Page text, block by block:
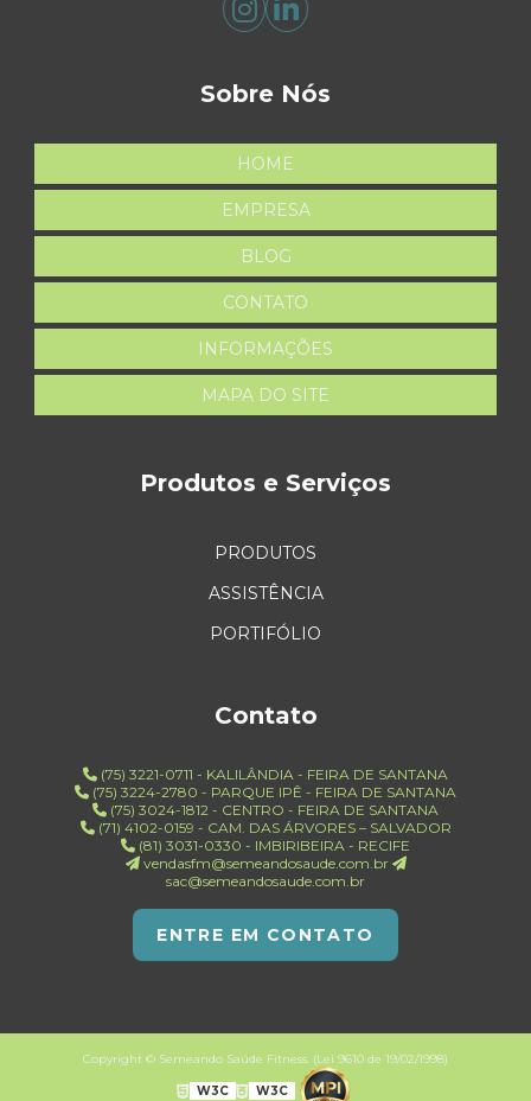
Sobre Nós
HOME
EMPRESA
BLOG
CONTATO
INFORMAÇÕES
MAPA DO SITE
Produtos e Serviços
PRODUTOS
ASSISTÊNCIA
PORTIFÓLIO
Contato
(75) 3221-0711 - KALILÂNDIA - FEIRA DE SANTANA
(75) 3224-2780 - PARQUE IPÊ - FEIRA DE SANTANA
(75) 3024-1812 - CENTRO - FEIRA DE SANTANA
(71) 4102-0159 - CAM. DAS ÁRVORES – SALVADOR
(81) 3031-0330 - IMBIRIBEIRA - RECIFE
vendasfm@semeandosaude.com.br
sac@semeandosaude.com.br
ENTRE EM CONTATO
Copyright © Semeando Saúde Fitness. (Lei 9610 de 19/02/1998)
W3C W3C